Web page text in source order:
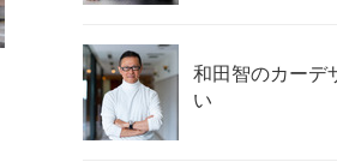
和田智のカーデ
い